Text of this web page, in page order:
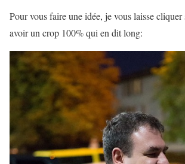
Pour vous faire une idée, je vous laisse cliquer
avoir un crop 100% qui en dit long: